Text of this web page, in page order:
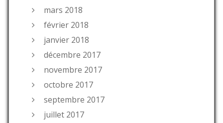
mars 2018
février 2018
janvier 2018
décembre 2017
novembre 2017
octobre 2017
septembre 2017
juillet 2017